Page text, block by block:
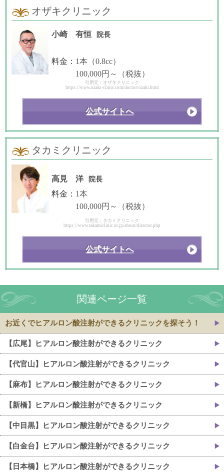
オザキクリニック
小崎 有恒 院長
料金： 1本（0.8cc）
100,000円～（税抜）
引用元：オザキクリニック
https://www.ozaki-clinic.com/doctor/ozaki.html
公式サイトへ
タカミクリニック
高見 洋 院長
料金： 1本
100,000円～（税抜）
引用元：タカミクリニック
https://www.takamiclinic.or.jp/about/director.php
公式サイトへ
関連ページ一覧
お近くでヒアルロン酸注射ができるクリニックを探そう！
【広尾】ヒアルロン酸注射ができるクリニック
【代官山】ヒアルロン酸注射ができるクリニック
【麻布】ヒアルロン酸注射ができるクリニック
【新橋】ヒアルロン酸注射ができるクリニック
【中目黒】ヒアルロン酸注射ができるクリニック
【白金台】ヒアルロン酸注射ができるクリニック
【日本橋】ヒアルロン酸注射ができるクリニック